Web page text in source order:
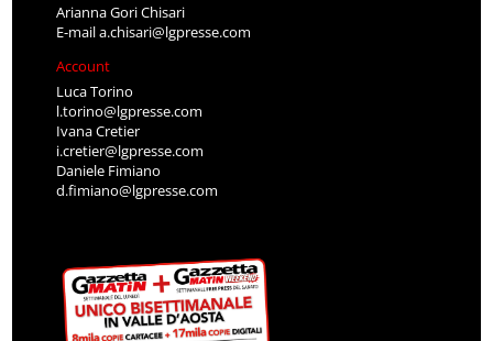
Arianna Gori Chisari
E-maila.chisari@lgpresse.com
Account
Luca Torino
l.torino@lgpresse.com
Ivana Cretier
i.cretier@lgpresse.com
Daniele Fimiano
d.fimiano@lgpresse.com